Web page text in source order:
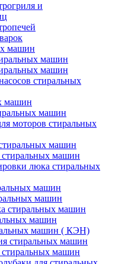
и
машин
машин
машин
стиральных
машин
машин
моторов стиральных
машин
машин
люка стиральных
машин
машин
стиральных машин
машин
машин ( КЭН)
стиральных машин
стиральных машин